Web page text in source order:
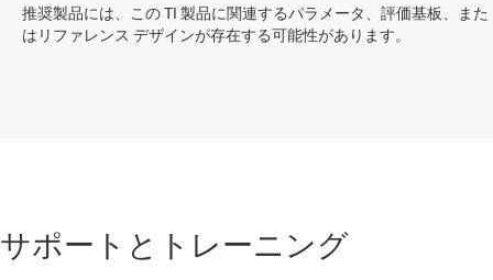
推奨製品には、この TI 製品に関連するパラメータ、評価基板、また
はリファレンス デザインが存在する可能性があります。
サポートとトレーニング